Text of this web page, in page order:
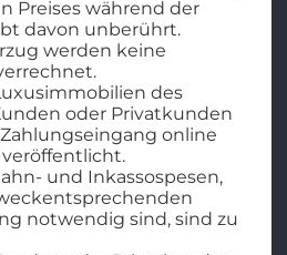
Preises während der
davon unberührt.
werden keine
des
oder Privatkunden
online
und Inkassospesen,
notwendig sind, sind zu